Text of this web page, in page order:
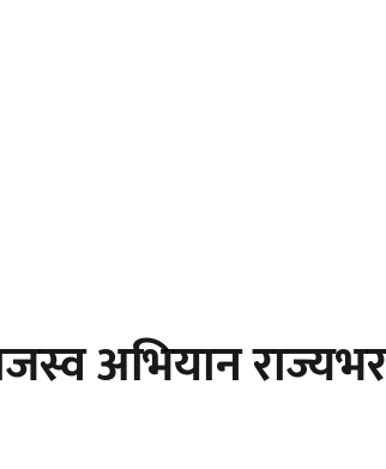
अभियान राज्यभर